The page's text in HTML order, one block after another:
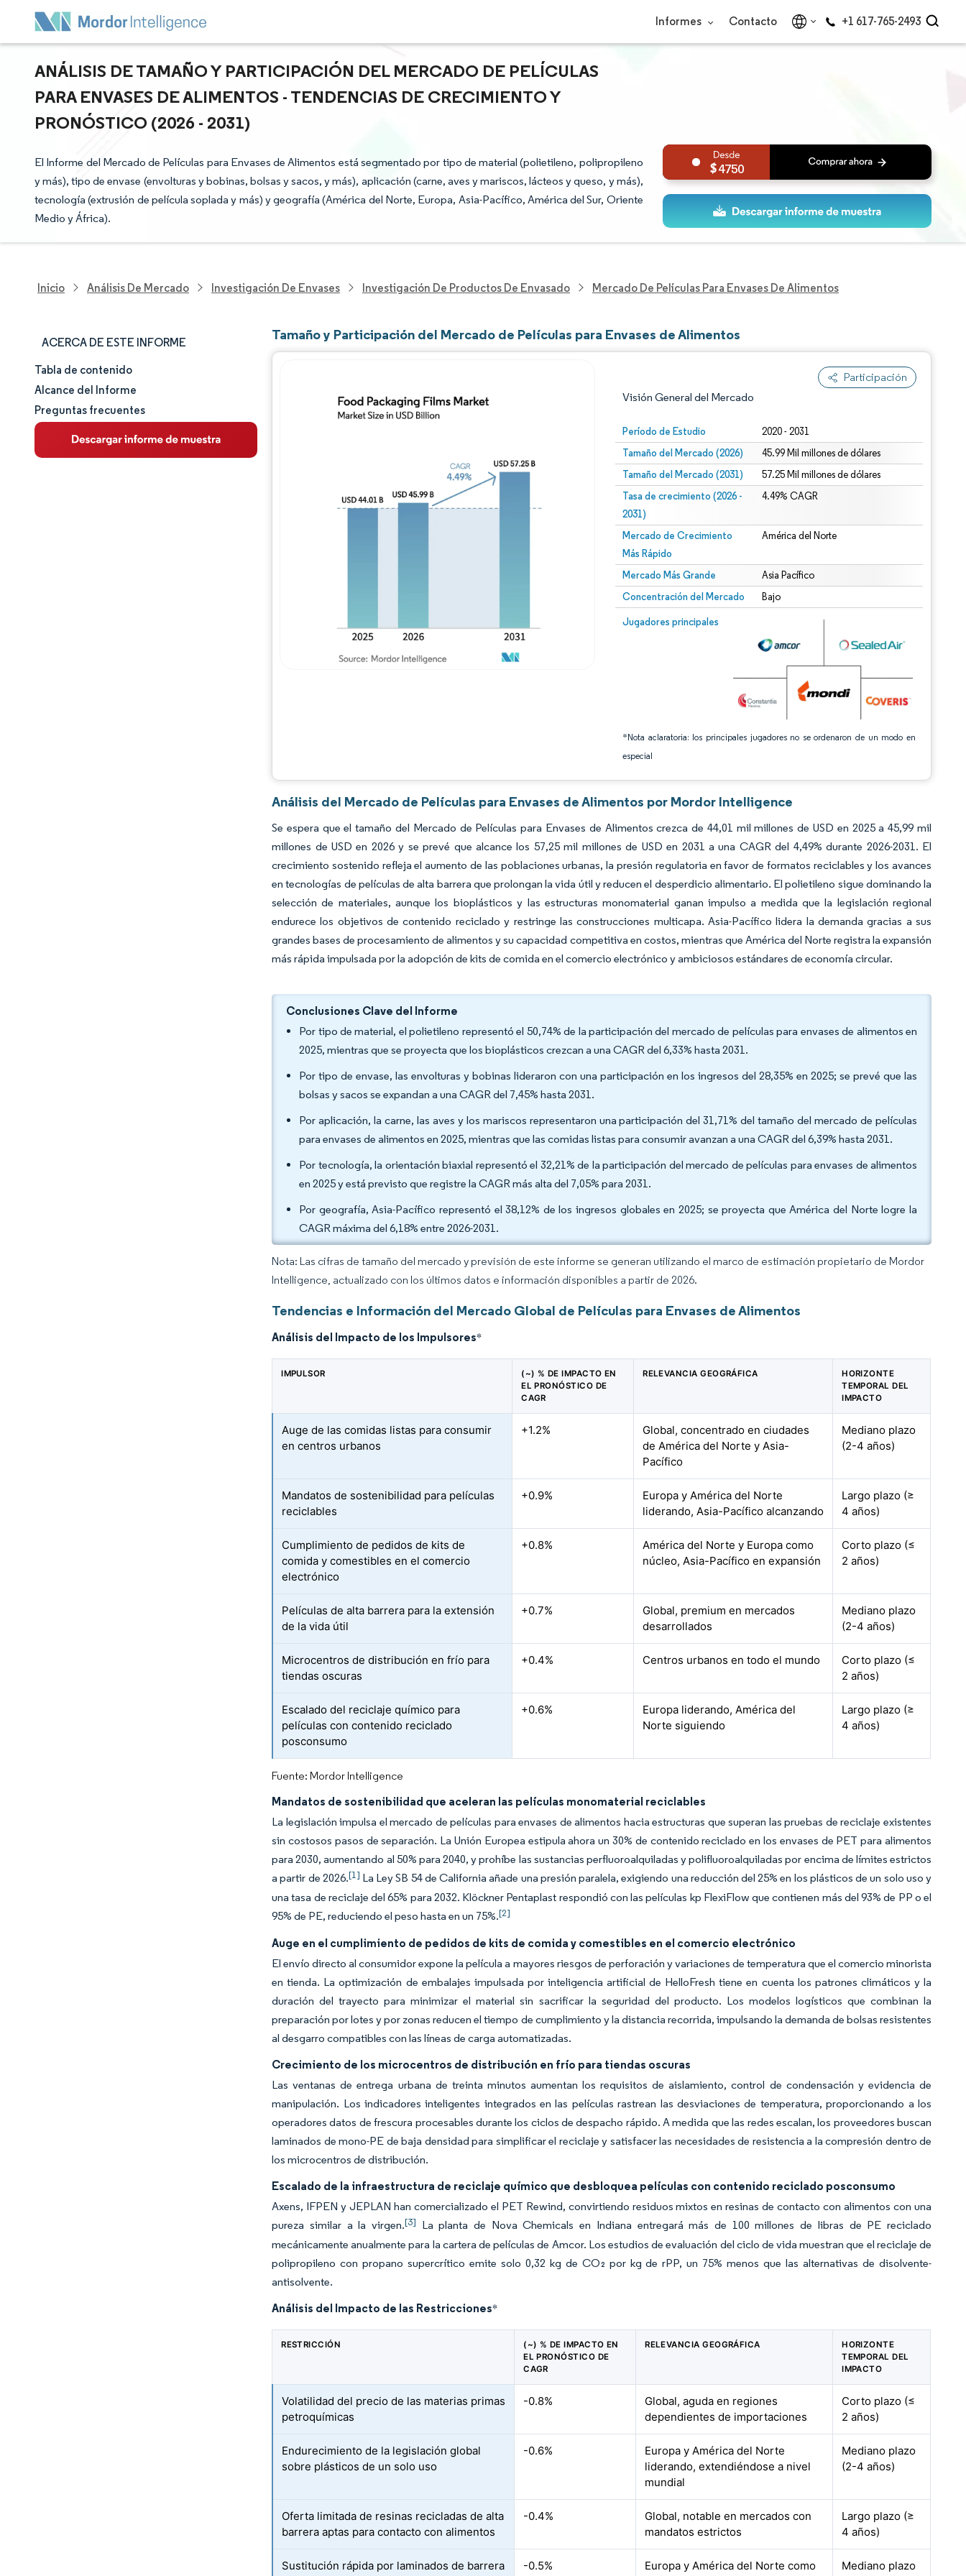
Informes Contacto +1 617-765-2493
ANÁLISIS DE TAMAÑO Y PARTICIPACIÓN DEL MERCADO DE PELÍCULAS
PARA ENVASES DE ALIMENTOS - TENDENCIAS DE CRECIMIENTO Y
PRONÓSTICO (2026 - 2031)
El Informe del Mercado de Películas para Envases de Alimentos está segmentado por tipo de material (polietileno, polipropileno
y más), tipo de envase (envolturas y bobinas, bolsas y sacos, y más), aplicación (carne, aves y mariscos, lácteos y queso, y más),
tecnología (extrusión de película soplada y más) y geografía (América del Norte, Europa, Asia-Pacífico, América del Sur, Oriente
Medio y África).
4750
Inicio Análisis De Mercado Investigación De Envases Investigación De Productos De Envasado Mercado De Películas Para Envases De Alimentos
ACERCA DE ESTE INFORME
Tamaño y cuota de mercado
Análisis de mercado
Tendencias e ideas
Tabla de contenido
Alcance del Informe
Preguntas frecuentes
Tamaño y Participación del Mercado de Películas para Envases de Alimentos
Participación
Visión General del Mercado
Período de Estudio 2020 - 2031
Tamaño del Mercado (2026) 45.99 Mil millones de dólares
Tamaño del Mercado (2031) 57.25 Mil millones de dólares
Tasa de crecimiento (2026 -
2031)
4.49% CAGR
Mercado de Crecimiento
Más Rápido
América del Norte
Mercado Más Grande Asia Pacífico
Concentración del Mercado Bajo
Jugadores principales
*Nota aclaratoria: los principales jugadores no se ordenaron de un modo en
especial
Imagen © Mordor Intelligence. El uso requiere atribución según CC BY 4.0.
Imagen © Mordor Intelligence. El uso requiere atribución según CC BY 4.0.
Análisis del Mercado de Películas para Envases de Alimentos por Mordor Intelligence
Se espera que el tamaño del Mercado de Películas para Envases de Alimentos crezca de 44,01 mil millones de USD en 2025 a 45,99 mil
millones de USD en 2026 y se prevé que alcance los 57,25 mil millones de USD en 2031 a una CAGR del 4,49% durante 2026-2031. El
crecimiento sostenido refleja el aumento de las poblaciones urbanas, la presión regulatoria en favor de formatos reciclables y los avances
en tecnologías de películas de alta barrera que prolongan la vida útil y reducen el desperdicio alimentario. El polietileno sigue dominando la
selección de materiales, aunque los bioplásticos y las estructuras monomaterial ganan impulso a medida que la legislación regional
endurece los objetivos de contenido reciclado y restringe las construcciones multicapa. Asia-Pacífico lidera la demanda gracias a sus
grandes bases de procesamiento de alimentos y su capacidad competitiva en costos, mientras que América del Norte registra la expansión
más rápida impulsada por la adopción de kits de comida en el comercio electrónico y ambiciosos estándares de economía circular.
Conclusiones Clave del Informe
Por tipo de material, el polietileno representó el 50,74% de la participación del mercado de películas para envases de alimentos en
2025, mientras que se proyecta que los bioplásticos crezcan a una CAGR del 6,33% hasta 2031.
Por tipo de envase, las envolturas y bobinas lideraron con una participación en los ingresos del 28,35% en 2025; se prevé que las
bolsas y sacos se expandan a una CAGR del 7,45% hasta 2031.
Por aplicación, la carne, las aves y los mariscos representaron una participación del 31,71% del tamaño del mercado de películas
para envases de alimentos en 2025, mientras que las comidas listas para consumir avanzan a una CAGR del 6,39% hasta 2031.
Por tecnología, la orientación biaxial representó el 32,21% de la participación del mercado de películas para envases de alimentos
en 2025 y está previsto que registre la CAGR más alta del 7,05% para 2031.
Por geografía, Asia-Pacífico representó el 38,12% de los ingresos globales en 2025; se proyecta que América del Norte logre la
CAGR máxima del 6,18% entre 2026-2031.
Nota: Las cifras de tamaño del mercado y previsión de este informe se generan utilizando el marco de estimación propietario de Mordor
Intelligence, actualizado con los últimos datos e información disponibles a partir de 2026.
Tendencias e Información del Mercado Global de Películas para Envases de Alimentos
Análisis del Impacto de los Impulsores*
IMPULSOR
(~) % DE IMPACTO EN
EL PRONÓSTICO DE
CAGR
RELEVANCIA GEOGRÁFICA
HORIZONTE
TEMPORAL DEL
IMPACTO
Auge de las comidas listas para consumir
en centros urbanos
+1.2%
Global, concentrado en ciudades
de América del Norte y Asia-
Pacífico
Mediano plazo
(2-4 años)
Mandatos de sostenibilidad para películas
reciclables
+0.9%
Europa y América del Norte
liderando, Asia-Pacífico alcanzando
Largo plazo (≥
4 años)
Cumplimiento de pedidos de kits de
comida y comestibles en el comercio
electrónico
+0.8%
América del Norte y Europa como
núcleo, Asia-Pacífico en expansión
Corto plazo (≤
2 años)
Películas de alta barrera para la extensión
de la vida útil
+0.7%
Global, premium en mercados
desarrollados
Mediano plazo
(2-4 años)
Microcentros de distribución en frío para
tiendas oscuras
+0.4% Centros urbanos en todo el mundo
Corto plazo (≤
2 años)
Escalado del reciclaje químico para
películas con contenido reciclado
posconsumo
+0.6%
Europa liderando, América del
Norte siguiendo
Largo plazo (≥
4 años)
Fuente: Mordor Intelligence
Mandatos de sostenibilidad que aceleran las películas monomaterial reciclables
La legislación impulsa el mercado de películas para envases de alimentos hacia estructuras que superan las pruebas de reciclaje existentes
sin costosos pasos de separación. La Unión Europea estipula ahora un 30% de contenido reciclado en los envases de PET para alimentos
para 2030, aumentando al 50% para 2040, y prohíbe las sustancias perfluoroalquiladas y polifluoroalquiladas por encima de límites estrictos
a partir de 2026.[1] La Ley SB 54 de California añade una presión paralela, exigiendo una reducción del 25% en los plásticos de un solo uso y
una tasa de reciclaje del 65% para 2032. Klöckner Pentaplast respondió con las películas kp FlexiFlow que contienen más del 93% de PP o el
95% de PE, reduciendo el peso hasta en un 75%.[2]
Auge en el cumplimiento de pedidos de kits de comida y comestibles en el comercio electrónico
El envío directo al consumidor expone la película a mayores riesgos de perforación y variaciones de temperatura que el comercio minorista
en tienda. La optimización de embalajes impulsada por inteligencia artificial de HelloFresh tiene en cuenta los patrones climáticos y la
duración del trayecto para minimizar el material sin sacrificar la seguridad del producto. Los modelos logísticos que combinan la
preparación por lotes y por zonas reducen el tiempo de cumplimiento y la distancia recorrida, impulsando la demanda de bolsas resistentes
al desgarro compatibles con las líneas de carga automatizadas.
Crecimiento de los microcentros de distribución en frío para tiendas oscuras
Las ventanas de entrega urbana de treinta minutos aumentan los requisitos de aislamiento, control de condensación y evidencia de
manipulación. Los indicadores inteligentes integrados en las películas rastrean las desviaciones de temperatura, proporcionando a los
operadores datos de frescura procesables durante los ciclos de despacho rápido. A medida que las redes escalan, los proveedores buscan
laminados de mono-PE de baja densidad para simplificar el reciclaje y satisfacer las necesidades de resistencia a la compresión dentro de
los microcentros de distribución.
Escalado de la infraestructura de reciclaje químico que desbloquea películas con contenido reciclado posconsumo
Axens, IFPEN y JEPLAN han comercializado el PET Rewind, convirtiendo residuos mixtos en resinas de contacto con alimentos con una
pureza similar a la virgen.[3] La planta de Nova Chemicals en Indiana entregará más de 100 millones de libras de PE reciclado
mecánicamente anualmente para la cartera de películas de Amcor. Los estudios de evaluación del ciclo de vida muestran que el reciclaje de
polipropileno con propano supercrítico emite solo 0,32 kg de CO₂ por kg de rPP, un 75% menos que las alternativas de disolvente-
antisolvente.
Análisis del Impacto de las Restricciones*
RESTRICCIÓN
(~) % DE IMPACTO EN
EL PRONÓSTICO DE
CAGR
RELEVANCIA GEOGRÁFICA
HORIZONTE
TEMPORAL DEL
IMPACTO
Volatilidad del precio de las materias primas
petroquímicas
-0.8%
Global, aguda en regiones
dependientes de importaciones
Corto plazo (≤
2 años)
Endurecimiento de la legislación global
sobre plásticos de un solo uso
-0.6%
Europa y América del Norte
liderando, extendiéndose a nivel
mundial
Mediano plazo
(2-4 años)
Oferta limitada de resinas recicladas de alta
barrera aptas para contacto con alimentos
-0.4%
Global, notable en mercados con
mandatos estrictos
Largo plazo (≥
4 años)
Sustitución rápida por laminados de barrera
-0.5%
Europa y América del Norte como
Mediano plazo